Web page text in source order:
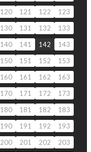
120 121 122
123
130 131 132
133
140 141 142
143
150 151 152
153
160 161 162
163
170 171 172
173
180 181 182
183
190 191 192
193
200 201 202
203